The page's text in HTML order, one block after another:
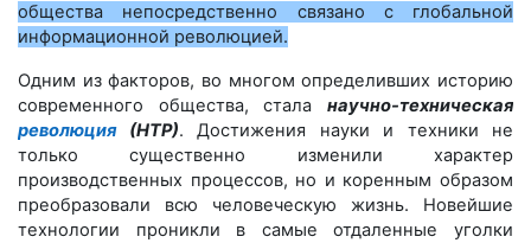
общества непосредственно связано с глобальной
информационной революцией.
Одним из факторов, во многом определивших историю
современного общества, стала научно-техническая
революция(НТР). Достижения науки и техники не
только существенно изменили характер
производственных процессов, но и коренным образом
преобразовали всю человеческую жизнь. Новейшие
технологии проникли в самые отдаленные уголки